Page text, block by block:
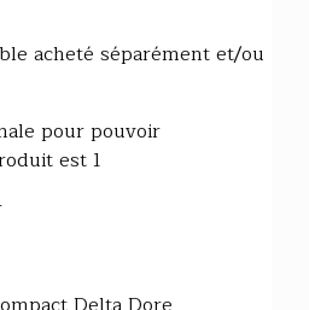
acheté séparément et/ou
pour pouvoir
est 1